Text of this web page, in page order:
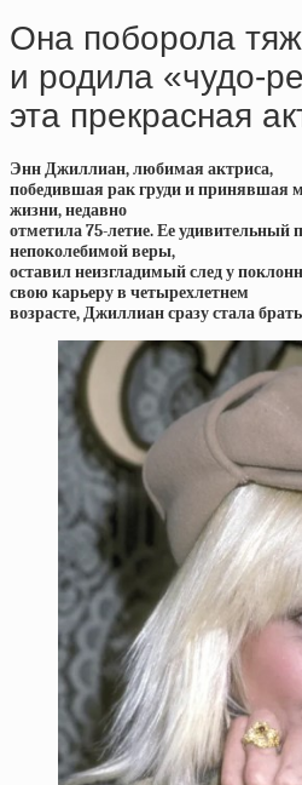
Она поборола
и родила «чудо-
эта прекрасная
Энн Джиллиан, любимая актриса,
победившая рак груди и принявшая
жизни, недавно
отметила 75-летие. Ее удивительный
непоколебимой веры,
оставил неизгладимый след у
свою карьеру в четырехлетнем
возрасте, Джиллиан сразу стала